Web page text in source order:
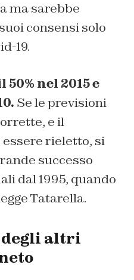
ma sarebbe
consensi solo
19.
nel 2015 e
Se le previsioni
e il
essere rieletto, si
successo
dal 1995, quando
Tatarella.
degli altri